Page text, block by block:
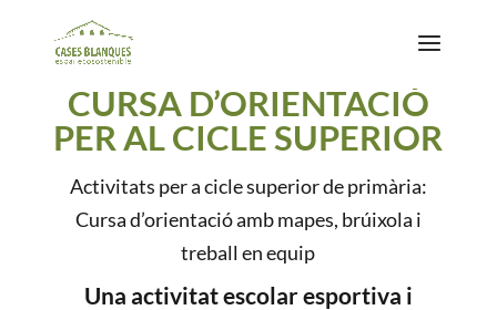
CURSA D’ORIENTACIÓ
PER AL CICLE SUPERIOR
Activitats per a cicle superior de primària:
Cursa d’orientació amb mapes, brúixola i
treball en equip
Una activitat escolar esportiva i